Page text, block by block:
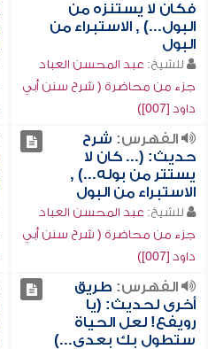
فكان لا يستنزه من
البول...) , الاستبراء من
البول
للشيخ: عبد المحسن العباد
جزء من محاضرة ( شرح سنن أبي
داود [007])
الفهرس: شرح
حديث: (... كان لا
يستتر من بوله...) ,
الاستبراء من البول
للشيخ: عبد المحسن العباد
جزء من محاضرة ( شرح سنن أبي
داود [007])
الفهرس: طريق
أخرى لحديث: (يا
رويفع! لعل الحياة
ستطول بك بعدي...)